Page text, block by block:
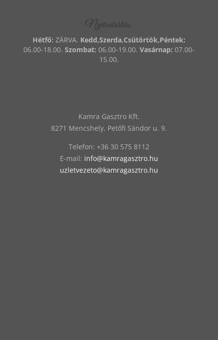
Nyitvatartás:
Hétfő: ZÁRVA. Kedd,Szerda,Csütörtök,Péntek:
06.00-18.00. Szombat: 06.00-19.00. Vasárnap: 07.00-
15.00.
Kamra Gasztro Kft.
8271 Mencshely, Petőfi Sándor u. 9.
Telefon: ‭+36 30 575 8112
E-mail: info@kamragasztro.hu
uzletvezeto@kamragasztro.hu